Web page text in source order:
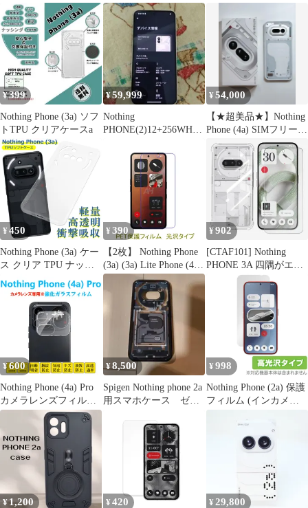
ブラック #9894
nothing phone 2a
バー 耐衝撃 全面保護
指紋防止 すり傷防止 持
ちやすい 滑り止め
Nothing Phone 2a Plus 保
護ケース(マットブラッ
ク)
¥399
Nothing Phone (3a) ソフ
トTPU クリアケースa
¥59,999
Nothing
PHONE(2)12+256WHIT
¥54,000
​【★超美品★】Nothing
Phone (4a) SIMフリー
128GB
¥ 450
Nothing Phone (3a) ケー
ス クリア TPU ナッシ
ング ソフト カバー シ
ンプル スマホ シリコン
衝撃吸収 透明 耐衝撃
¥ 390
【2枚】 Nothing Phone
(3a) (3a) Lite Phone (4a)
(4a) Pro 【PET素材】
液晶保護フィルム 高光
沢 クリア D481
¥902
[CTAF101] Nothing
PHONE 3A 四隅がエア
クッション構造 衝撃吸
イヤレス充電対応/滑り
止め 薄型 カバー
PHONE 3A カバー
phone3a ケース シリコ
ン TPU素材 ソフトケー
ス
¥600
Nothing Phone (4a) Pro
カメラレンズフィルム
3D全面保護強化ガラス
フィルム ナッシング フ
ォン レンズカバー シー
トシール 衝撃吸収 自動
吸着 プロテクター 2.5D
ラウンドエッジ加工 貼
り付け簡単 貼り直し可
能
¥8,500
Spigen Nothing phone 2a
用スマホケース ゼ
¥ 998
Nothing Phone (2a) 保護
フィルム (インカメラ
Brilliant ナッシング ス
マホ用フィルム 指紋防
止 高光沢
¥1,200 ¥ 420 ¥ 29,800